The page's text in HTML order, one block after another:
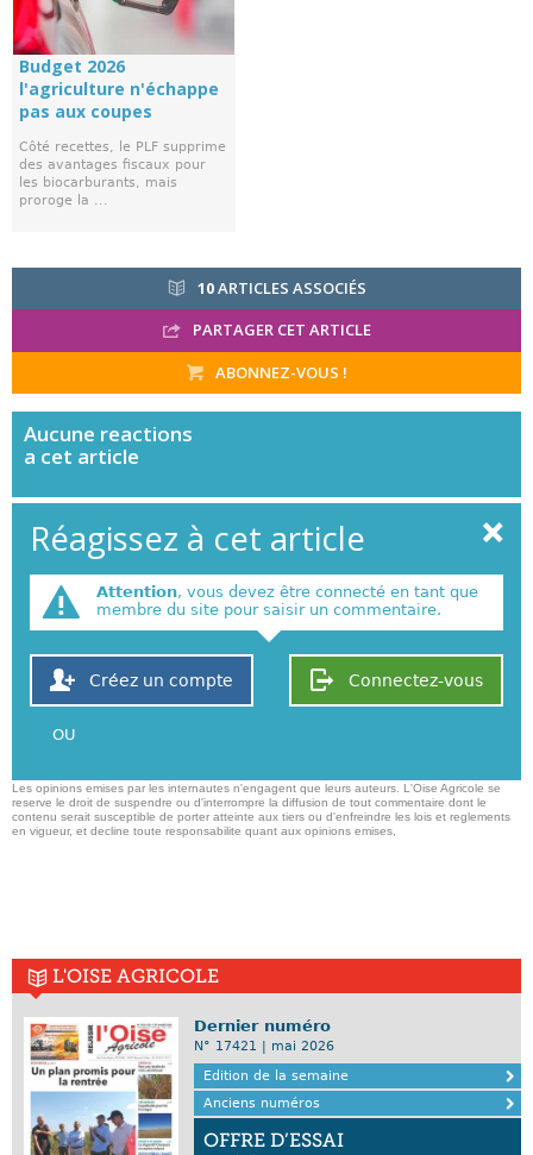
Budget 2026
l'agriculture n'échappe
pas aux coupes
Côté recettes, le PLF supprime
des avantages fiscaux pour
les biocarburants, mais
proroge la ...
10ARTICLES ASSOCIÉS
PARTAGER CET ARTICLE
ABONNEZ-VOUS !
Aucune reactions
a cet article
Réagissez à cet article
Attention, vous devez être connecté en tant que
membre du site pour saisir un commentaire.
Connectez-vous
Créez un compte
OU
Les opinions emises par les internautes n'engagent que leurs auteurs. L'Oise Agricole se
reserve le droit de suspendre ou d'interrompre la diffusion de tout commentaire dont le
contenu serait susceptible de porter atteinte aux tiers ou d'enfreindre les lois et reglements
en vigueur, et decline toute responsabilite quant aux opinions emises,
L'OISE AGRICOLE
Dernier numéro
N° 17421 | mai 2026
Edition de la semaine
Anciens numéros
OFFRE D’ESSAI